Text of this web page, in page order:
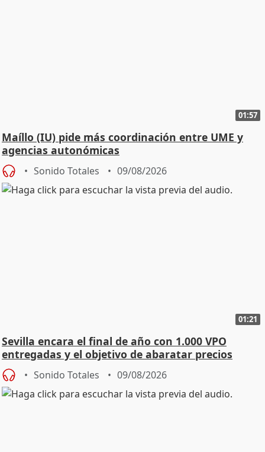
01:57
Maíllo (IU) pide más coordinación entre UME y
agencias autonómicas
Sonido Totales 09/08/2026
01:21
Sevilla encara el final de año con 1.000 VPO
entregadas y el objetivo de abaratar precios
Sonido Totales 09/08/2026